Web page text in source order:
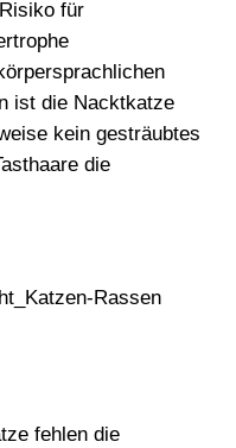
für
ist die Nacktkatze
kein gesträubtes
die
fehlen die